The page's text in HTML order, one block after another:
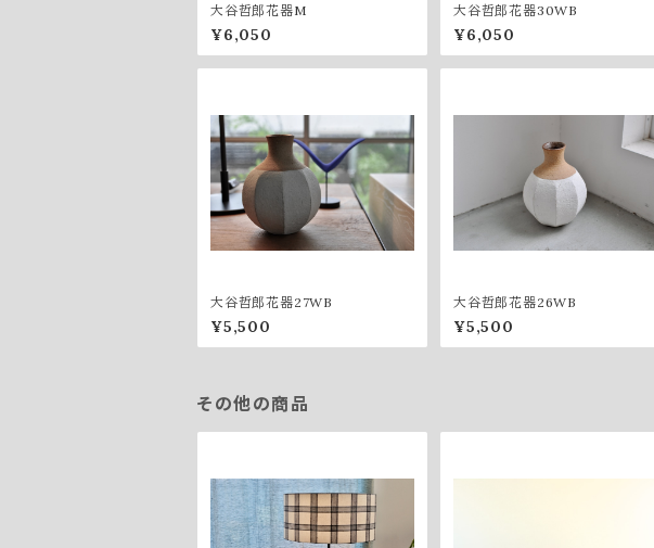
大谷哲郎花器M
¥6,050
大谷哲郎花器30WB
¥6,050
大谷哲郎花器27WB
¥5,500
大谷哲郎花器26WB
¥5,500
その他の商品